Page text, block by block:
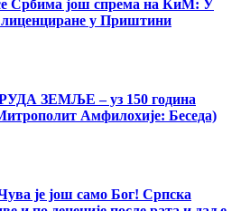
Србима још спрема на КиМ: У
лиценциране у Приштини
ЗЕМЉЕ – уз 150 година
Амфилохије: Беседа)
је још само Бог! Српска